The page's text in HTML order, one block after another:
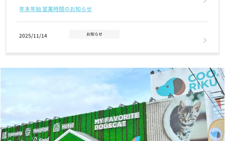
年末年始 営業時間のお知らせ
2025/11/14 お知らせ
【12/2(火)まで】クリスマスケーキ・おせちご予約受付中！
お知らせ
7/24(木)営業時間変更のお知らせ